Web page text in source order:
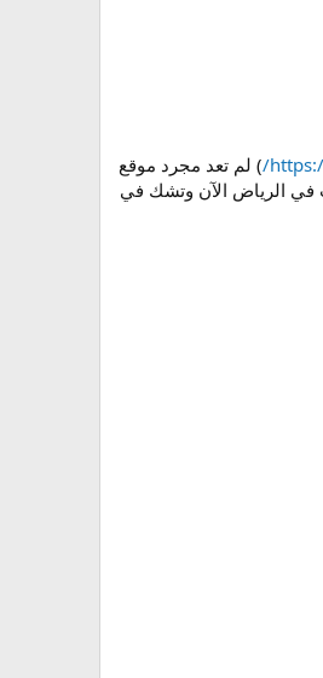
) لم تعد مجرد موقع
في الرياض الآن وتشك في